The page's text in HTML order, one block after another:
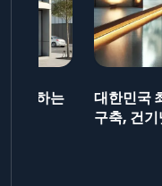
제출하는
대한민국
구축, 건